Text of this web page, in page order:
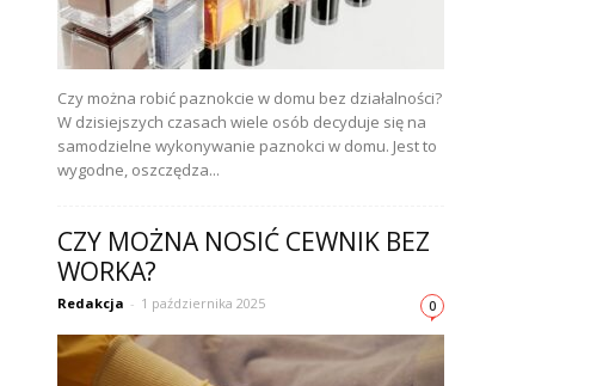
Czy można robić paznokcie w domu bez działalności?
W dzisiejszych czasach wiele osób decyduje się na
samodzielne wykonywanie paznokci w domu. Jest to
wygodne, oszczędza...
CZY MOŻNA NOSIĆ CEWNIK BEZ
WORKA?
Redakcja - 1 października 2025 0